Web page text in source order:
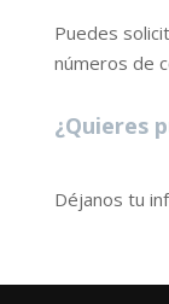
Puedes
números de
¿Quieres
Déjanos tu